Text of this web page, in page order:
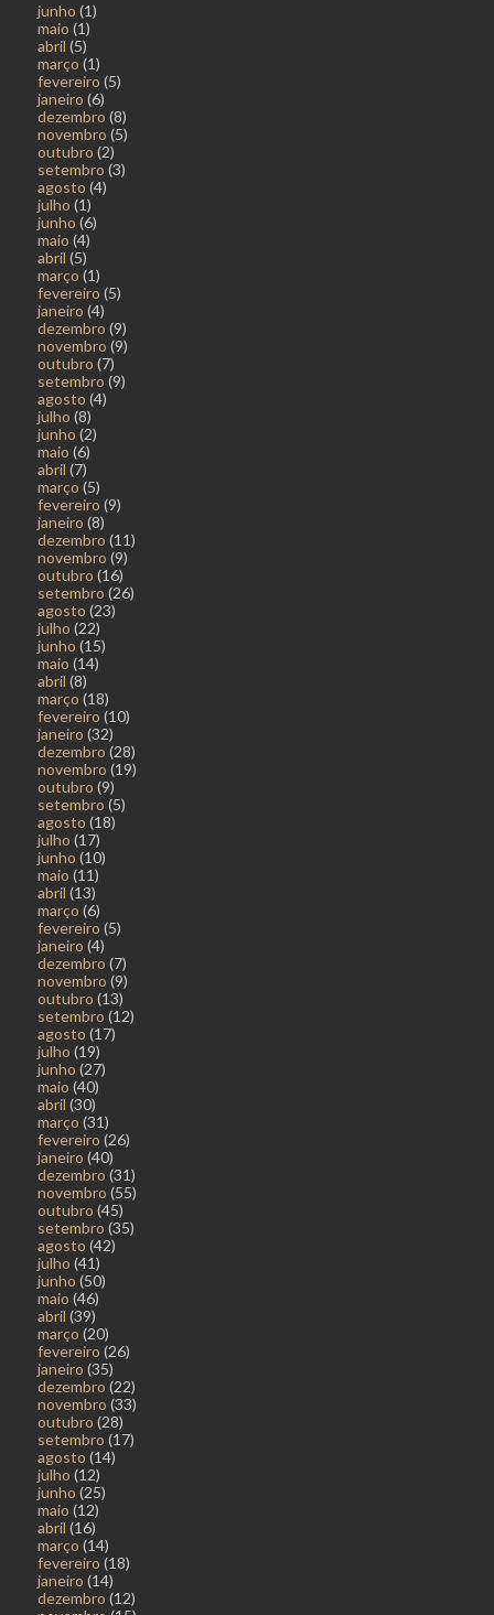
junho (1)
maio (1)
abril (5)
março (1)
fevereiro (5)
janeiro (6)
dezembro (8)
novembro (5)
outubro (2)
setembro (3)
agosto (4)
julho (1)
junho (6)
maio (4)
abril (5)
março (1)
fevereiro (5)
janeiro (4)
dezembro (9)
novembro (9)
outubro (7)
setembro (9)
agosto (4)
julho (8)
junho (2)
maio (6)
abril (7)
março (5)
fevereiro (9)
janeiro (8)
dezembro (11)
novembro (9)
outubro (16)
setembro (26)
agosto (23)
julho (22)
junho (15)
maio (14)
abril (8)
março (18)
fevereiro (10)
janeiro (32)
dezembro (28)
novembro (19)
outubro (9)
setembro (5)
agosto (18)
julho (17)
junho (10)
maio (11)
abril (13)
março (6)
fevereiro (5)
janeiro (4)
dezembro (7)
novembro (9)
outubro (13)
setembro (12)
agosto (17)
julho (19)
junho (27)
maio (40)
abril (30)
março (31)
fevereiro (26)
janeiro (40)
dezembro (31)
novembro (55)
outubro (45)
setembro (35)
agosto (42)
julho (41)
junho (50)
maio (46)
abril (39)
março (20)
fevereiro (26)
janeiro (35)
dezembro (22)
novembro (33)
outubro (28)
setembro (17)
agosto (14)
julho (12)
junho (25)
maio (12)
abril (16)
março (14)
fevereiro (18)
janeiro (14)
dezembro (12)